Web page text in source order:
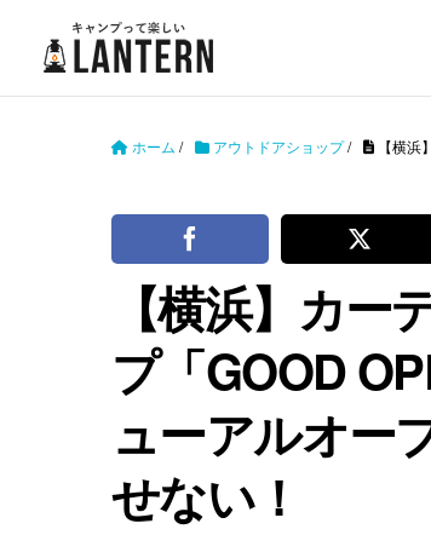
ホーム / アウトドアショップ/ 【横
【横浜】カ
プ「GOOD
ューアルオー
せない！